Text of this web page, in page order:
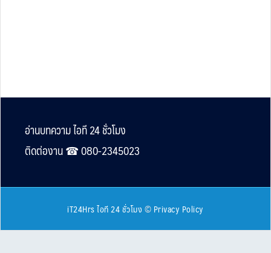
Footer
อ่านบทความ ไอที 24 ชั่วโมง
ติดต่องาน ☎︎ 080-2345023
iT24Hrs ไอที 24 ชั่วโมง © Privacy Policy